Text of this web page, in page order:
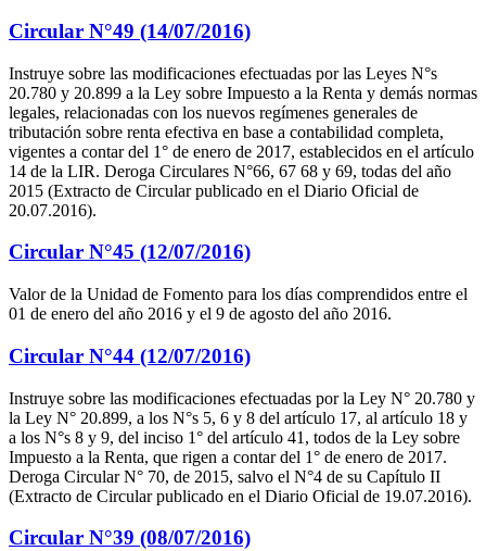
Circular N°49 (14/07/2016)
Instruye sobre las modificaciones efectuadas por las Leyes N°s
20.780 y 20.899 a la Ley sobre Impuesto a la Renta y demás normas
legales, relacionadas con los nuevos regímenes generales de
tributación sobre renta efectiva en base a contabilidad completa,
vigentes a contar del 1° de enero de 2017, establecidos en el artículo
14 de la LIR. Deroga Circulares N°66, 67 68 y 69, todas del año
2015 (Extracto de Circular publicado en el Diario Oficial de
20.07.2016).
Circular N°45 (12/07/2016)
Valor de la Unidad de Fomento para los días comprendidos entre el
01 de enero del año 2016 y el 9 de agosto del año 2016.
Circular N°44 (12/07/2016)
Instruye sobre las modificaciones efectuadas por la Ley N° 20.780 y
la Ley N° 20.899, a los N°s 5, 6 y 8 del artículo 17, al artículo 18 y
a los N°s 8 y 9, del inciso 1° del artículo 41, todos de la Ley sobre
Impuesto a la Renta, que rigen a contar del 1° de enero de 2017.
Deroga Circular N° 70, de 2015, salvo el N°4 de su Capítulo II
(Extracto de Circular publicado en el Diario Oficial de 19.07.2016).
Circular N°39 (08/07/2016)